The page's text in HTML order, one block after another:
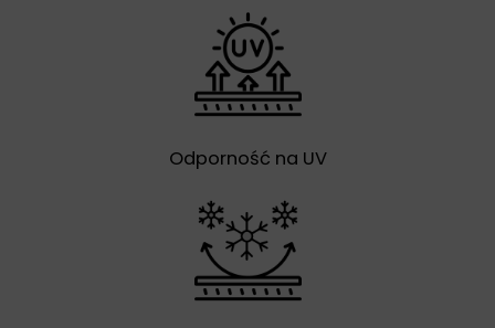
Odporność na UV